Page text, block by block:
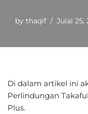
by thaqif Julai 25,
Di dalam artikel ini
Perlindungan
Plus.